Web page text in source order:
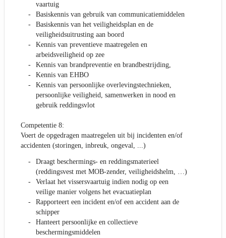
vaartuig
Basiskennis van gebruik van communicatiemiddelen
Basiskennis van het veiligheidsplan en de
veiligheidsuitrusting aan boord
Kennis van preventieve maatregelen en
arbeidsveiligheid op zee
Kennis van brandpreventie en brandbestrijding,
Kennis van EHBO
Kennis van persoonlijke overlevingstechnieken,
persoonlijke veiligheid, samenwerken in nood en
gebruik reddingsvlot
Competentie 8:
Voert de opgedragen maatregelen uit bij incidenten en/of
accidenten (storingen, inbreuk, ongeval, ...)
Draagt beschermings- en reddingsmaterieel
(reddingsvest met MOB-zender, veiligheidshelm, …)
Verlaat het vissersvaartuig indien nodig op een
veilige manier volgens het evacuatieplan
Rapporteert een incident en/of een accident aan de
schipper
Hanteert persoonlijke en collectieve
beschermingsmiddelen